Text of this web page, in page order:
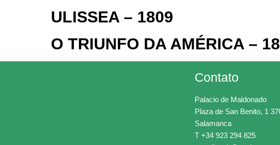
ULISSEA – 1809
O TRIUNFO DA AMÉRICA –
Contato
Palacio de Maldonado
Plaza de San Benito, 1
Salamanca
T +34 923 294 825